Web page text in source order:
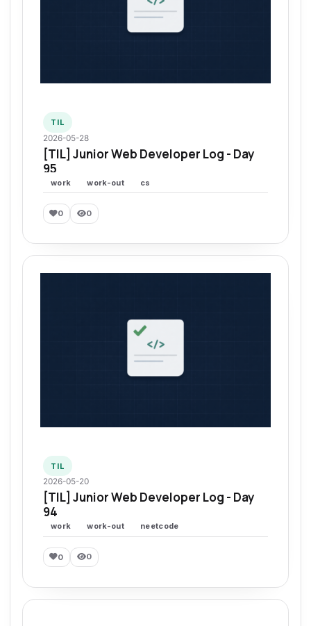
TIL
2026-05-28
[TIL] Junior Web Developer Log - Day
95
work work-out cs
0 0
TIL
2026-05-20
[TIL] Junior Web Developer Log - Day
94
work work-out neetcode
0 0